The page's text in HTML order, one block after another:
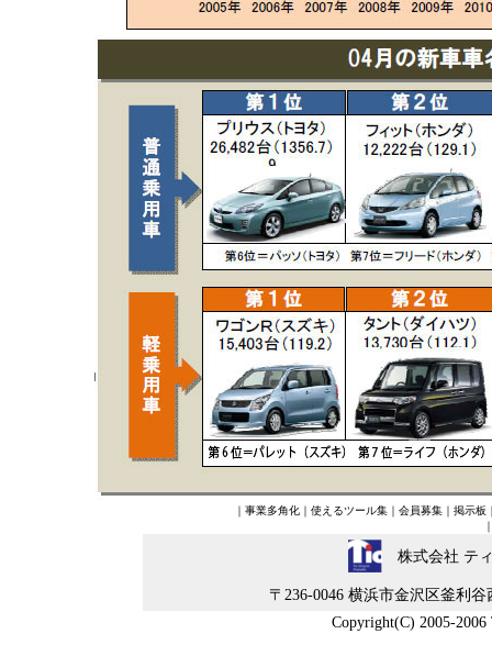
｜ 事業多角化｜ 使えるツール集｜ 会員募集｜ 掲示板
株式会社 テ
〒236-0046 横浜市金沢区釜利
Copyright(C) 2005-